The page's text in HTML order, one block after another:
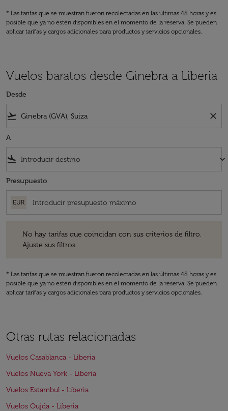
* Las tarifas que se muestran fueron recolectadas en las últimas 48 horas y es
posible que ya no estén disponibles en el momento de la reserva. Se pueden
aplicar tarifas y cargos adicionales para productos y servicios opcionales.
Vuelos baratos desde Ginebra a Liberia
Desde
flight_takeoff close
A
flight_land keyboard_arrow_down
Presupuesto
EUR
No hay tarifas que coincidan con sus criterios de filtro.
Ajuste sus filtros.
* Las tarifas que se muestran fueron recolectadas en las últimas 48 horas y es
posible que ya no estén disponibles en el momento de la reserva. Se pueden
aplicar tarifas y cargos adicionales para productos y servicios opcionales.
Otras rutas relacionadas
Vuelos Casablanca - Liberia
Vuelos Nueva York - Liberia
Vuelos Estambul - Liberia
Vuelos Oujda - Liberia